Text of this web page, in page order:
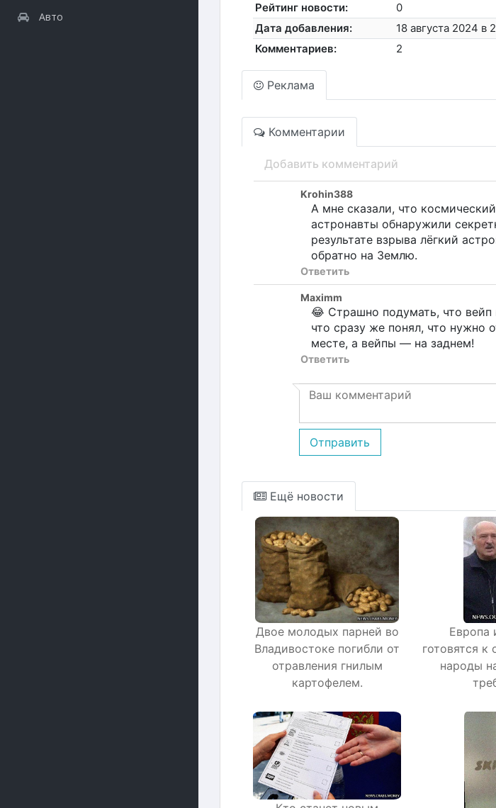
Авто
Рейтинг новости:
0
Дата добавления:
18 августа 2024 в
Комментариев:
2
Реклама
Комментарии
Добавить комментарий
Krohin388
А мне сказали, что
астронавты обнаружили
результате взрыва лёгкий
обратно на Землю.
Ответить
Maximm
😂 Страшно подумать, что
что сразу же понял, что нужно
месте, а вейпы — на заднем!
Ответить
Отправить
Ещё новости
Двое молодых парней во
Владивостоке погибли от
отравления гнилым
картофелем.
Европа
готовятся к
народы